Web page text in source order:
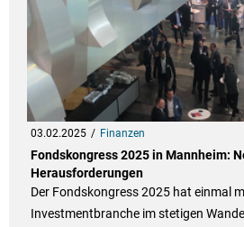
03.02.2025 Finanzen
Fondskongress 2025 in Mannheim:
Herausforderungen
Der Fondskongress 2025 hat einmal
Investmentbranche im stetigen